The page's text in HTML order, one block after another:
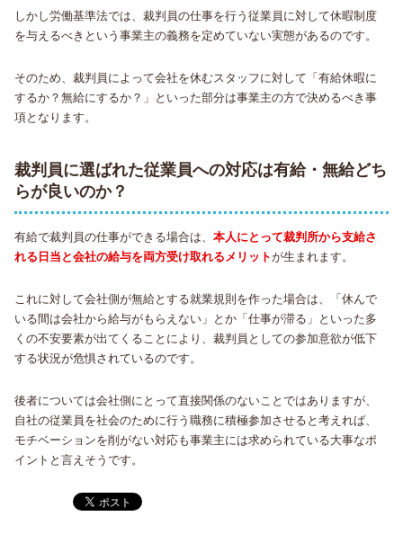
しかし労働基準法では、裁判員の仕事を行う従業員に対して休暇制度
を与えるべきという事業主の義務を定めていない実態があるのです。
そのため、裁判員によって会社を休むスタッフに対して「有給休暇に
するか？無給にするか？」といった部分は事業主の方で決めるべき事
項となります。
裁判員に選ばれた従業員への対応は有給・無給どち
らが良いのか？
有給で裁判員の仕事ができる場合は、本人にとって裁判所から支給さ
れる日当と会社の給与を両方受け取れるメリットが生まれます。
これに対して会社側が無給とする就業規則を作った場合は、「休んで
いる間は会社から給与がもらえない」とか「仕事が滞る」といった多
くの不安要素が出てくることにより、裁判員としての参加意欲が低下
する状況が危惧されているのです。
後者については会社側にとって直接関係のないことではありますが、
自社の従業員を社会のために行う職務に積極参加させると考えれば、
モチベーションを削がない対応も事業主には求められている大事なポ
イントと言えそうです。